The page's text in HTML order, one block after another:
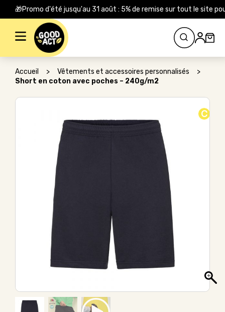
🎁Promo d'été jusqu'au 31 août : 5% de remise sur tout le site
Rechercher :
Accueil > Vêtements et accessoires personnalisés
>
Short en coton avec poches – 240g/m2
C